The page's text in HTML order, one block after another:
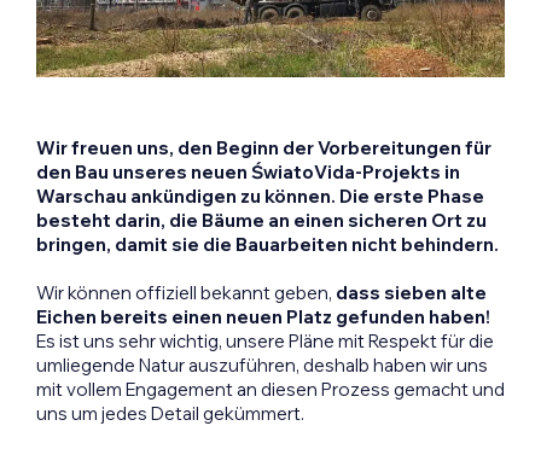
Wir freuen uns, den Beginn der Vorbereitungen für
den Bau unseres neuen ŚwiatoVida-Projekts in
Warschau ankündigen zu können. Die erste Phase
besteht darin, die Bäume an einen sicheren Ort zu
bringen, damit sie die Bauarbeiten nicht behindern.
Wir können offiziell bekannt geben, dass sieben alte
Eichen bereits einen neuen Platz gefunden haben!
Es ist uns sehr wichtig, unsere Pläne mit Respekt für die
umliegende Natur auszuführen, deshalb haben wir uns
mit vollem Engagement an diesen Prozess gemacht und
uns um jedes Detail gekümmert.